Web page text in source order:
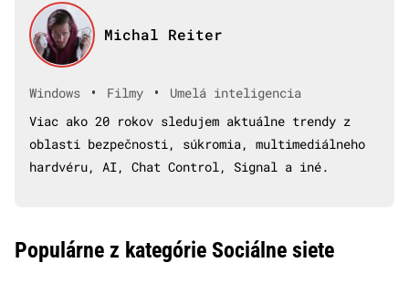
Michal Reiter
Windows • Filmy •
Umelá inteligencia
Viac ako 20 rokov sledujem aktuálne trendy z
oblasti bezpečnosti, súkromia, multimediálneho
hardvéru, AI, Chat Control, Signal a iné.
Populárne z kategórie Sociálne siete